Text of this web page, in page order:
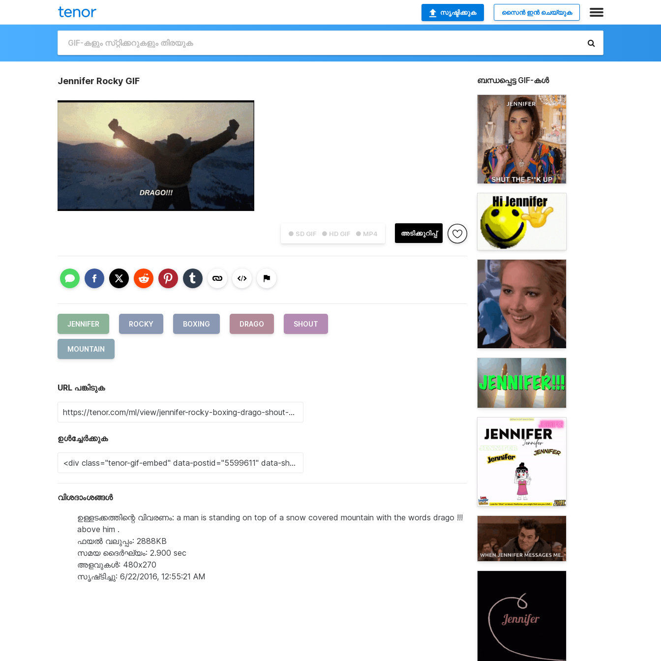
സൃഷ്ടിക്കുക സൈൻ ഇൻ ചെയ്യുക
Jennifer Rocky GIF
● SD GIF ● HD GIF ● MP4 അടിക്കുറിപ്പ്
JENNIFER ROCKY BOXING DRAGO SHOUT
MOUNTAIN
URL പങ്കിടുക
ഉൾച്ചേർക്കുക
വിശദാംശങ്ങൾ
ഉള്ളടക്കത്തിന്റെ വിവരണം: a man is standing on top of a snow covered mountain with the words drago !!!
above him .
ഫയൽ വലുപ്പം: 2888KB
സമയ ദൈർഘ്യം: 2.900 sec
അളവുകൾ: 480x270
സൃഷ്‌ടിച്ചു: 6/22/2016, 12:55:21 AM
ബന്ധപ്പെട്ട GIF-കൾ